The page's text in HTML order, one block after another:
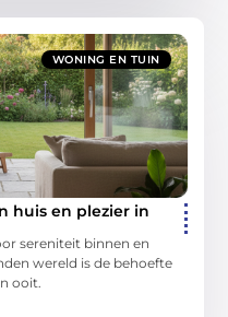
WONING EN TUIN
huis en plezier in
sereniteit binnen en
wereld is de behoefte
ooit.